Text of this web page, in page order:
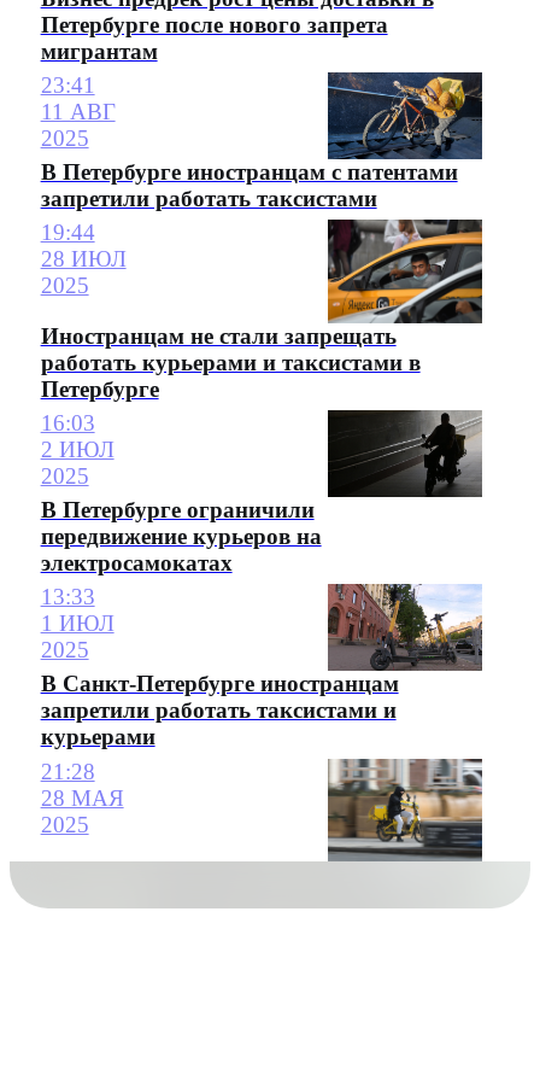
Петербурге после нового запрета
мигрантам
23:41
11 АВГ
2025
В Петербурге иностранцам с патентами
запретили работать таксистами
19:44
28 ИЮЛ
2025
Иностранцам не стали запрещать
работать курьерами и таксистами в
Петербурге
16:03
2 ИЮЛ
2025
В Петербурге ограничили
передвижение курьеров на
электросамокатах
13:33
1 ИЮЛ
2025
В Санкт-Петербурге иностранцам
запретили работать таксистами и
курьерами
21:28
28 МАЯ
2025